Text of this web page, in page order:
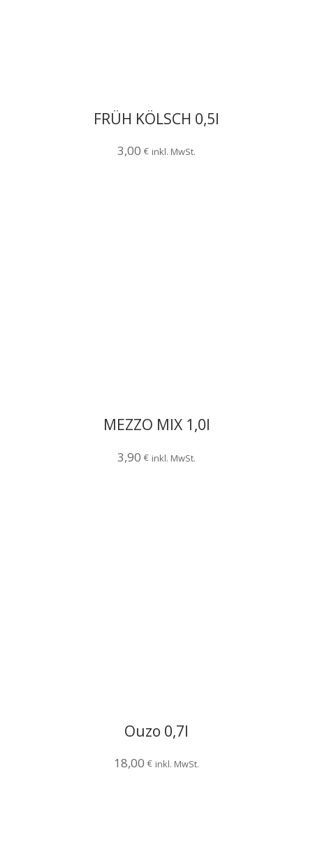
FRÜH KÖLSCH 0,5l
3,00 € inkl. MwSt.
MEZZO MIX 1,0l
3,90 € inkl. MwSt.
Ouzo 0,7l
18,00 € inkl. MwSt.